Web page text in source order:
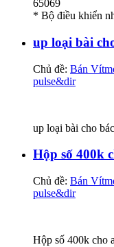
65069
* Bộ điều khiển
up loại bài
Chủ đề: Bán
pulse&dir
up loại bài cho
Hộp số 400k
Chủ đề: Bán
pulse&dir
Hộp số 400k cho